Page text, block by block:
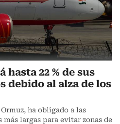
22 % de sus
debido al alza de los
ha obligado a las
más largas para evitar zonas de